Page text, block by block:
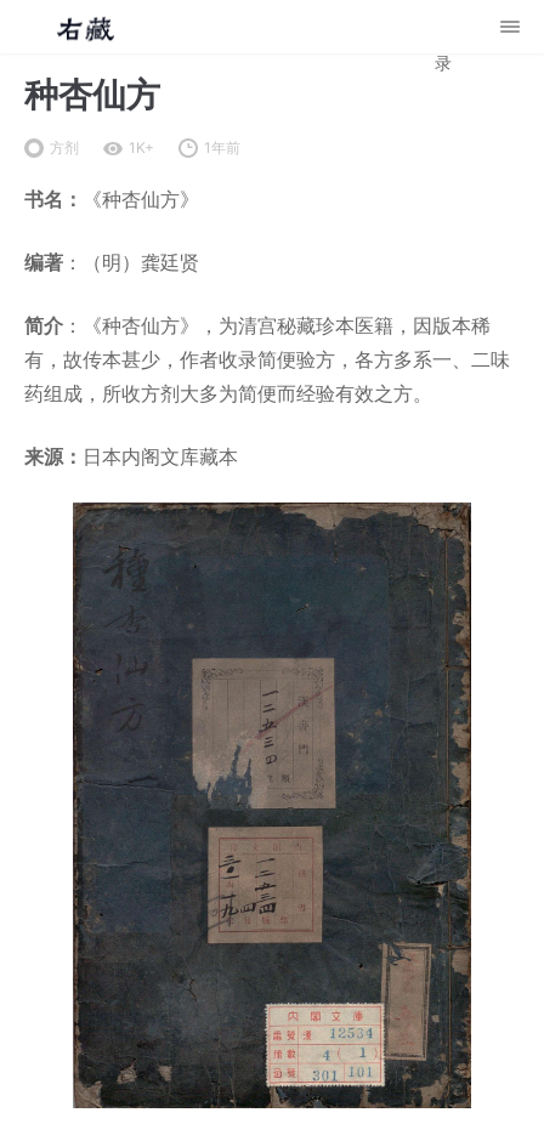
录
种杏仙方
方剂 1K+ 1年前
书名： 《种杏仙方》
编著 ：（明）龚廷贤
简介 ：《种杏仙方》，为清宫秘藏珍本医籍，因版本稀
有，故传本甚少，作者收录简便验方，各方多系一、二味
药组成，所收方剂大多为简便而经验有效之方。
来源： 日本内阁文库藏本